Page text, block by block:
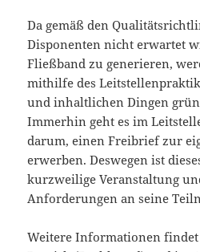
Da gemäß den
Disponenten nicht erwartet
Fließband zu generieren,
mithilfe des
und inhaltlichen Dingen
Immerhin geht es im
darum, einen Freibrief zur
erwerben. Deswegen ist
kurzweilige Veranstaltung
Anforderungen an seine
Weitere Informationen